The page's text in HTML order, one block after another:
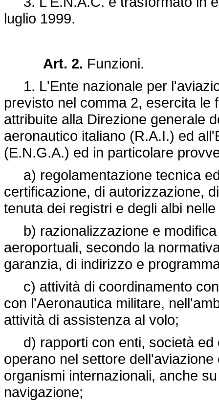
luglio 1999.
Art. 2. Funzioni.
1. L'Ente nazionale per
previsto nel comma 2, esercita le
attribuite alla Direzione generale
aeronautico italiano (R.A.I.) ed
(E.N.G.A.) ed in particolare
a) regolamentazione tecnica
certificazione, di autorizzazione,
tenuta dei registri e degli albi
b) razionalizzazione e modifica
aeroportuali, secondo la
garanzia, di indirizzo e
c) attività di coordinamento
con l'Aeronautica militare,
attività di assistenza al volo;
d) rapporti con enti, società ed
operano nel settore
organismi internazionali, anche
navigazione;